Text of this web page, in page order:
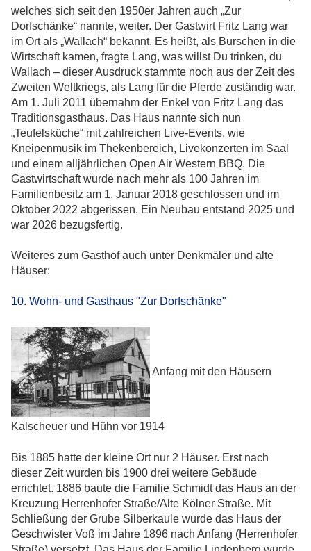
welches sich seit den 1950er Jahren auch „Zur
Dorfschänke“ nannte, weiter. Der Gastwirt Fritz Lang war
im Ort als „Wallach“ bekannt. Es heißt, als Burschen in die
Wirtschaft kamen, fragte Lang, was willst Du trinken, du
Wallach – dieser Ausdruck stammte noch aus der Zeit des
Zweiten Weltkriegs, als Lang für die Pferde zuständig war.
Am 1. Juli 2011 übernahm der Enkel von Fritz Lang das
Traditionsgasthaus. Das Haus nannte sich nun
„Teufelsküche“ mit zahlreichen Live-Events, wie
Kneipenmusik im Thekenbereich, Livekonzerten im Saal
und einem alljährlichen Open Air Western BBQ. Die
Gastwirtschaft wurde nach mehr als 100 Jahren im
Familienbesitz am 1. Januar 2018 geschlossen und im
Oktober 2022 abgerissen. Ein Neubau entstand 2025 und
war 2026 bezugsfertig.
Weiteres zum Gasthof auch unter Denkmäler und alte
Häuser:
10. Wohn- und Gasthaus "Zur Dorfschänke"
Anfang mit den Häusern
Kalscheuer und Hühn vor 1914
Bis 1885 hatte der kleine Ort nur 2 Häuser. Erst nach
dieser Zeit wurden bis 1900 drei weitere Gebäude
errichtet. 1886 baute die Familie Schmidt das Haus an der
Kreuzung Herrenhofer Straße/Alte Kölner Straße. Mit
Schließung der Grube Silberkaule wurde das Haus der
Geschwister Voß im Jahre 1896 nach Anfang (Herrenhofer